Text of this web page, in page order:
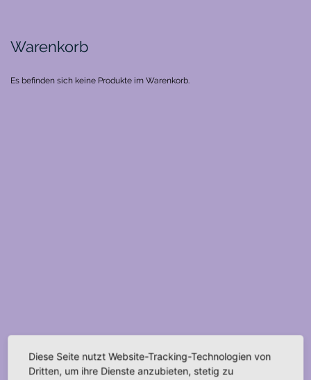
Warenkorb
Es befinden sich keine Produkte im Warenkorb.
Diese Seite nutzt Website-Tracking-Technologien von
Dritten, um ihre Dienste anzubieten, stetig zu